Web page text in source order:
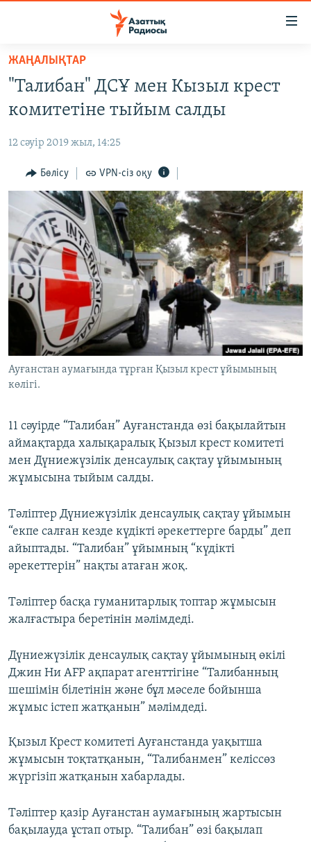
Skip
main
content
to
Navigation
Skip
to
Search
ЖАҢАЛЫҚТАР
ҚАҢТАР ОҚИҒАСЫ
АДАМ ҚҰҚЫҚТАРЫ
ӘЛЕУМЕТ
ӘЛЕМ
АРНАЙЫ ЖОБАЛАР
Русский
ЖАЗЫЛЫҢЫЗ
Басқа тілдерде
ЖАҢАЛЫҚТАР
"Талибан" ДСҰ мен Кызыл крест
комитетіне тыйым салды
12 сәуір 2019 жыл, 14:25
Бөлісу VPN-сіз оқу
Ауғанстан аумағында тұрған Қызыл крест ұйымының
көлігі.
11 сәуірде “Талибан” Ауғанстанда өзі бақылайтын
аймақтарда халықаралық Қызыл крест комитеті
мен Дүниежүзілік денсаулық сақтау ұйымының
жұмысына тыйым салды.
Тәліптер Дүниежүзілік денсаулық сақтау ұйымын
“екпе салған кезде күдікті әрекеттерге барды” деп
айыптады. “Талибан” ұйымның “күдікті
әрекеттерін” нақты атаған жоқ.
Тәліптер басқа гуманитарлық топтар жұмысын
жалғастыра беретінін мәлімдеді.
Дүниежүзілік денсаулық сақтау ұйымының өкілі
Джин Ни AFP ақпарат агенттігіне “Талибанның
шешімін білетінін және бұл мәселе бойынша
жұмыс істеп жатқанын” мәлімдеді.
Қызыл Крест комитеті Ауғанстанда уақытша
жұмысын тоқтатқанын, “Талибанмен” келіссөз
жүргізіп жатқанын хабарлады.
Тәліптер қазір Ауғанстан аумағының жартысын
бақылауда ұстап отыр. “Талибан” өзі бақылап